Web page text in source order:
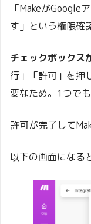
「MakeがGoogle
す」という権限確
チェックボックス
行」「許可」を押
要なため。1つで
許可が完了して
以下の画面になる